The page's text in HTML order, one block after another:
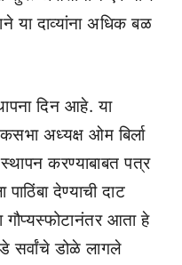
या दाव्यांना अधिक बळ
दिन आहे. या
अध्यक्ष ओम बिर्ला
करण्याबाबत पत्र
देण्याची दाट
गौप्यस्फोटानंतर आता हे
सर्वांचे डोळे लागले